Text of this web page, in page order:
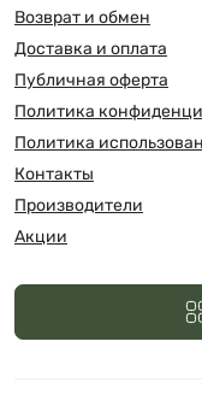
Возврат и обмен
Доставка и оплата
Публичная оферта
Политика
Политика
Контакты
Производители
Акции